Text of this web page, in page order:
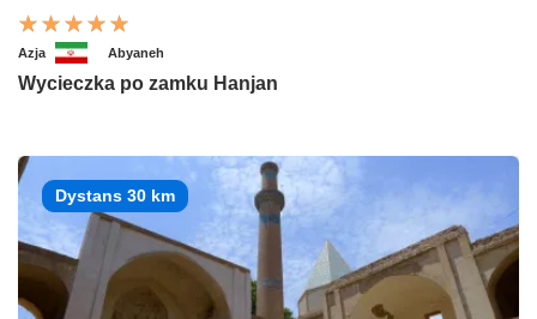
Azja Abyaneh
Wycieczka po zamku Hanjan
Dystans 30 km